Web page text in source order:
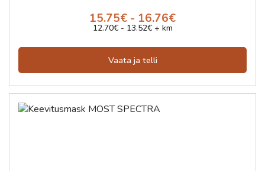
15.75€ - 16.76€
12.70€ - 13.52€ + km
Vaata ja telli